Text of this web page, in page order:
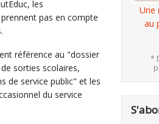
les
pas en compte
référence au "dossier
sorties scolaires,
de service public" et les
du service
Une
au
*